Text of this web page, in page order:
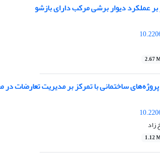
عملکرد دیوار برشی مرکب دارای بازشو
2.67
ساختمانی با تمرکز بر مدیریت تعارضات
زاد
1.12